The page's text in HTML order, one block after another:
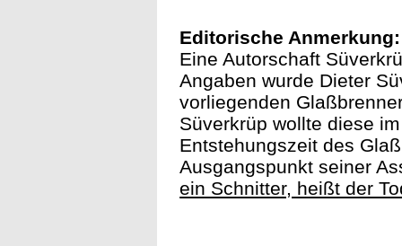
Editorische Anmerkung:
Eine Autorschaft
Angaben wurde Dieter
vorliegenden
Süverkrüp wollte diese
Entstehungszeit des
Ausgangspunkt seiner
ein Schnitter, heißt der